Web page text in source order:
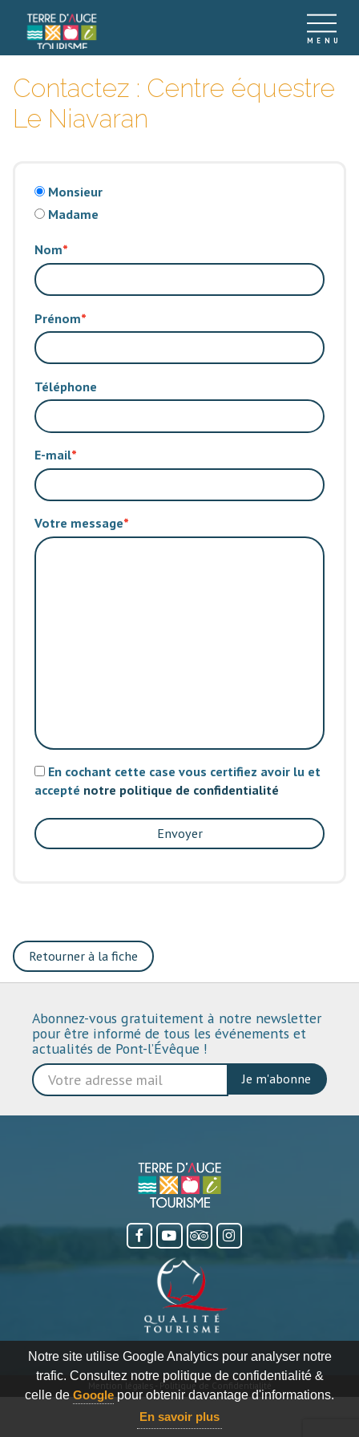
Notre site utilise Google Analytics pour analyser notre
trafic. Consultez notre politique de confidentialité &
celle de Google pour obtenir davantage d'informations.
En savoir plus
Contactez : Centre équestre
Le Niavaran
Monsieur
Madame
Nom
Prénom
Téléphone
E-mail
Votre message
En cochant cette case vous certifiez avoir lu et
accepté notre politique de confidentialité
Envoyer
Retourner à la fiche
Abonnez-vous gratuitement à notre newsletter
pour être informé de tous les événements et
actualités de Pont-l’Évêque !
Je m'abonne
Politique de Confidentialité